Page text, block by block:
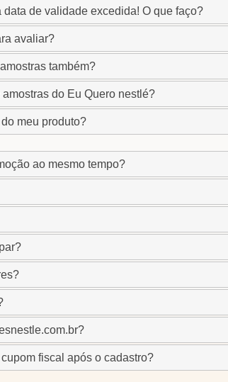
de validade excedida! O que faço?
avaliar?
também?
do Eu Quero nestlé?
meu produto?
ao mesmo tempo?
fiscal após o cadastro?